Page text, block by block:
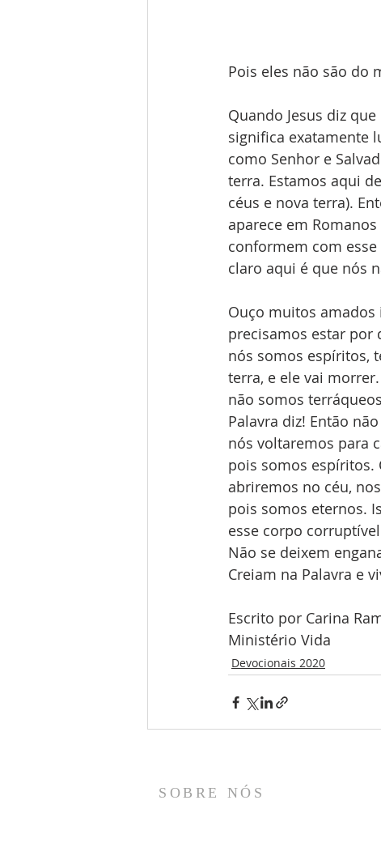
Pois eles não são do
Quando Jesus diz
significa exatamente
como Senhor e
terra. Estamos aqui
céus e nova terra).
aparece em
conformem com
claro aqui é que nós
Ouço muitos
precisamos estar por
nós somos espíritos,
terra, e ele vai
não somos
Palavra diz! Então
nós voltaremos para
pois somos espíritos.
abriremos no céu,
pois somos eternos.
esse corpo
Não se deixem
Creiam na Palavra e
Escrito por Carina
Ministério Vida
Devocionais 2020
SOBRE NÓS